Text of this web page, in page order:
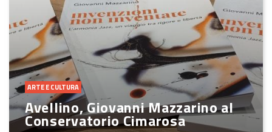
ARTE E CULTURA
Avellino, Giovanni Mazzarino al
Conservatorio Cimarosa